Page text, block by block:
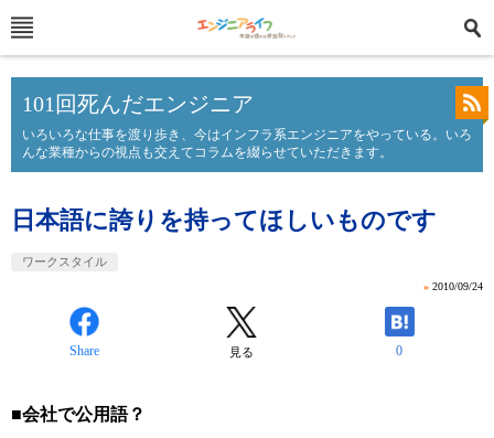
101回死んだエンジニア
いろいろな仕事を渡り歩き、今はインフラ系エンジニアをやっている。いろ
んな業種からの視点も交えてコラムを綴らせていただきます。
日本語に誇りを持ってほしいものです
ワークスタイル
» 2010/09/24
Share 見る 0
■会社で公用語？